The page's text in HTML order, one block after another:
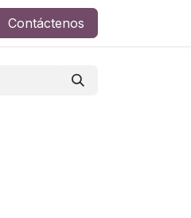
Contáctenos